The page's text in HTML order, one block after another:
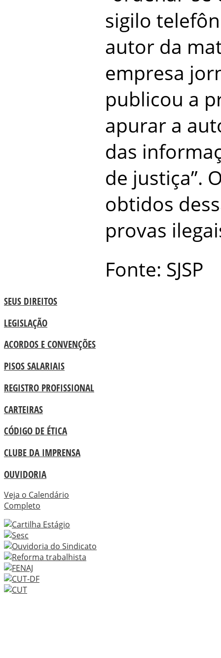
sigilo
autor da
empresa
publicou a
apurar a
das
de justiça”.
obtidos
provas
Fonte: SJSP
SEUS DIREITOS
LEGISLAÇÃO
ACORDOS E CONVENÇÕES
PISOS SALARIAIS
REGISTRO PROFISSIONAL
CARTEIRAS
CÓDIGO DE ÉTICA
CLUBE DA IMPRENSA
OUVIDORIA
Veja o Calendário
Completo